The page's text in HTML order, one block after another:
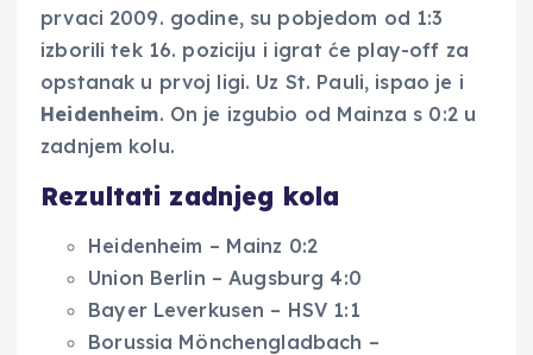
prvaci 2009. godine, su pobjedom od 1:3
izborili tek 16. poziciju i igrat će play-off za
opstanak u prvoj ligi. Uz St. Pauli, ispao je i
Heidenheim. On je izgubio od Mainza s 0:2 u
zadnjem kolu.
Rezultati zadnjeg kola
Heidenheim – Mainz 0:2
Union Berlin – Augsburg 4:0
Bayer Leverkusen – HSV 1:1
Borussia Mönchengladbach –